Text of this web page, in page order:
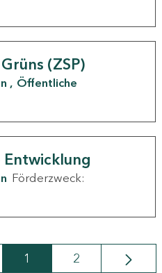
(ZSP)
Öffentliche
Förderzweck:
Seite
1 Seite
2